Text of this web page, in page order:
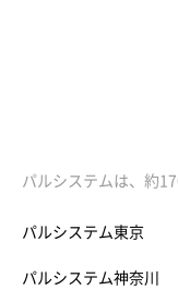
パルシステムは、約
パルシステム東京
パルシステム神奈川